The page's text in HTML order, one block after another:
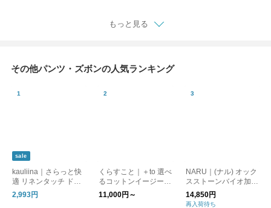
もっと見る
その他パンツ・ズボンの人気ランキング
sale
kauliina｜さらっと快
適 リネンタッチ ドロ
ストタックテーパード
／ さらさらリネンタ
2,993円
くらすこと｜＋to 選べ
るコットンイージーパ
ンツ
11,000円～
NARU｜(ナル) オック
スストーンバイオ加工
ノッポパンツ 673821
ノッポ オックス
14,850円
再入荷待ち